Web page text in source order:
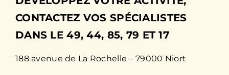
CONTACTEZ VOS SPÉCIALISTES
DANS LE 49, 44, 85, 79 ET 17
188 avenue de La Rochelle – 79000 Niort